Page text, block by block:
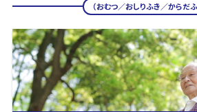
（おむつ／おしりふき／からだふ